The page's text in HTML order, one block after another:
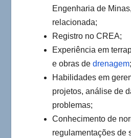
Engenharia de
relacionada;
Registro no CREA;
Experiência em
e obras de drenagem;
Habilidades em
projetos, análise de
problemas;
Conhecimento de
regulamentações de